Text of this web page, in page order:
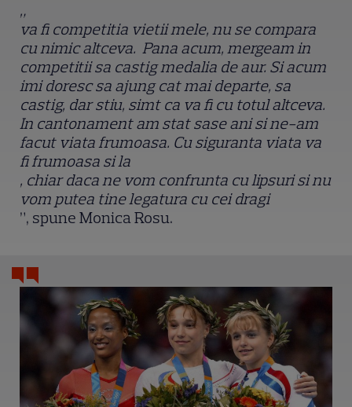
„
va fi competitia vietii mele, nu se compara
cu nimic altceva. Pana acum, mergeam in
competitii sa castig medalia de aur. Si acum
imi doresc sa ajung cat mai departe, sa
castig, dar stiu, simt ca va fi cu totul altceva.
In cantonament am stat sase ani si ne-am
facut viata frumoasa. Cu siguranta viata va
fi frumoasa si la
, chiar daca ne vom confrunta cu lipsuri si nu
vom putea tine legatura cu cei dragi
”, spune Monica Rosu.